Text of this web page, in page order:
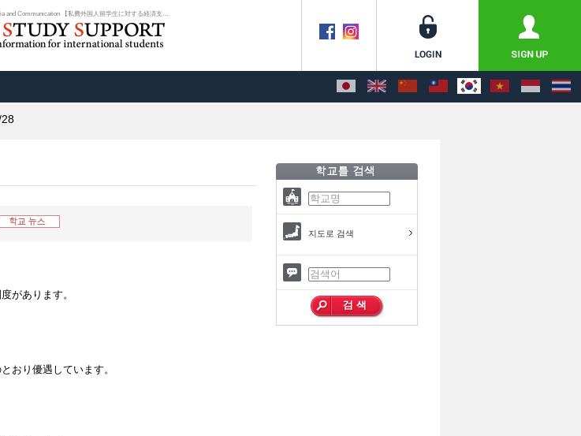
Edogawa University Media and Communication 【私費外国人留学生に対する経済支援...
があります。
おり優遇しています。
지도로 검색